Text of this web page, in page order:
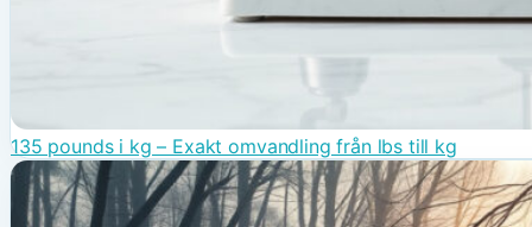
135 pounds i kg – Exakt omvandling från lbs till kg